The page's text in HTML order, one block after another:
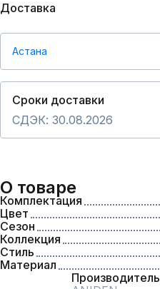
Доставка
Астана
Сроки доставки
СДЭК: 30.08.2026
О товаре
Комплектация
Цвет
Сезон
Коллекция
Стиль
Материал
Производитель